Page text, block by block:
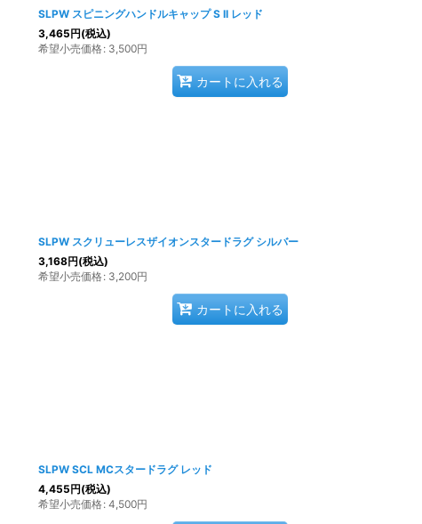
SLPW スピニングハンドルキャップ S II レッド
3,465円(税込)
希望小売価格: 3,500円
カートに入れる
SLPW スクリューレスザイオンスタードラグ シルバー
3,168円(税込)
希望小売価格: 3,200円
カートに入れる
SLPW SCL MCスタードラグ レッド
4,455円(税込)
希望小売価格: 4,500円